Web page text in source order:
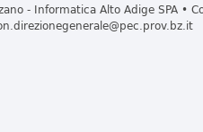
- Informatica Alto Adige SPA •